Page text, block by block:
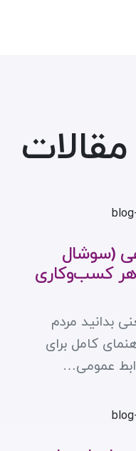
(سوشال
کسب‌وکاری
بدانید مردم
کامل برای
عمومی…